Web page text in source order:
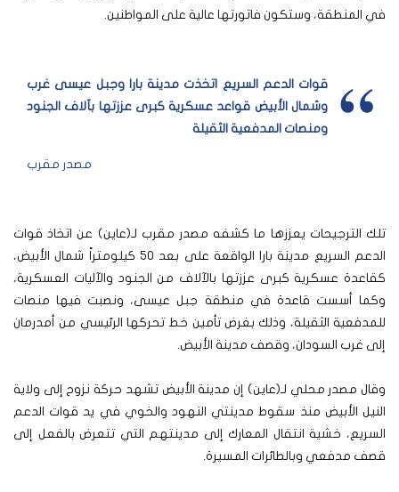
في المنطقة، وستكون فاتورتها عالية على المواطنين.
قوات الدعم السريع اتخذت مدينة بارا وجبل عيسى غرب
وشمال الأبيض قواعد عسكرية كبرى عززتها بآلاف الجنود
ومنصات المدفعية الثقيلة
مصدر مقرب
تلك الترجيحات يعززها ما كشفه مصدر مقرب لـ(عاين) عن اتخاذ قوات
الدعم السريع مدينة بارا الواقعة على بعد 50 كيلومتراً شمال الأبيض،
كقاعدة عسكرية كبرى عززتها بالآلاف من الجنود والآليات العسكرية،
وكما أسست قاعدة في منطقة جبل عيسى، ونصبت فيها منصات
للمدفعية الثقيلة، وذلك بغرض تأمين خط تحركها الرئيسي من أمدرمان
إلى غرب السودان، وقصف مدينة الأبيض.
وقال مصدر محلي لـ(عاين) إن مدينة الأبيض تشهد حركة نزوح إلى ولاية
النيل الأبيض منذ سقوط مدينتي النهود والخوي في يد قوات الدعم
السريع، خشية انتقال المعارك إلى مدينتهم التي تتعرض بالفعل إلى
قصف مدفعي وبالطائرات المسيرة.